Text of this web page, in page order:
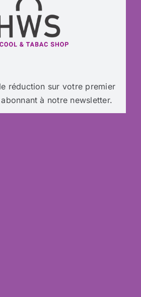
réduction sur votre premier
à notre newsletter.